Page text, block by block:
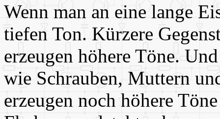
Wenn man an eine lange
tiefen Ton. Kürzere
erzeugen höhere Töne.
wie Schrauben, Muttern
erzeugen noch höhere